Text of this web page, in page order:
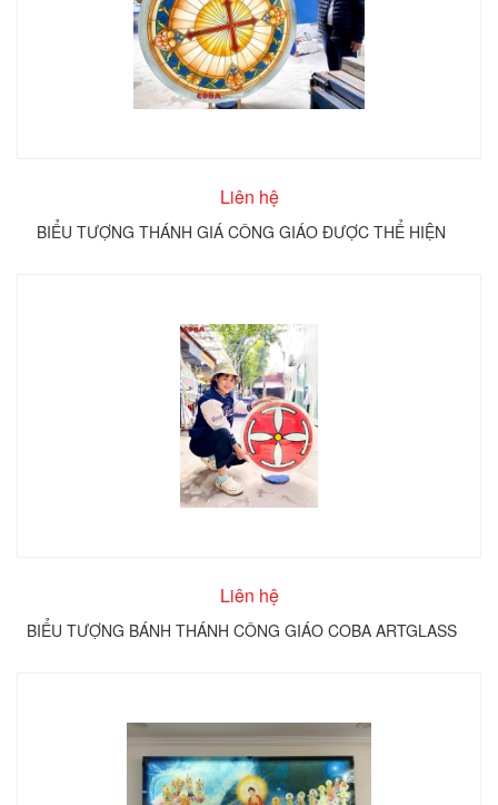
Liên hệ
BIỂU TƯỢNG THÁNH GIÁ CÔNG GIÁO ĐƯỢC THỂ HIỆN
Liên hệ
BIỂU TƯỢNG BÁNH THÁNH CÔNG GIÁO COBA ARTGLASS